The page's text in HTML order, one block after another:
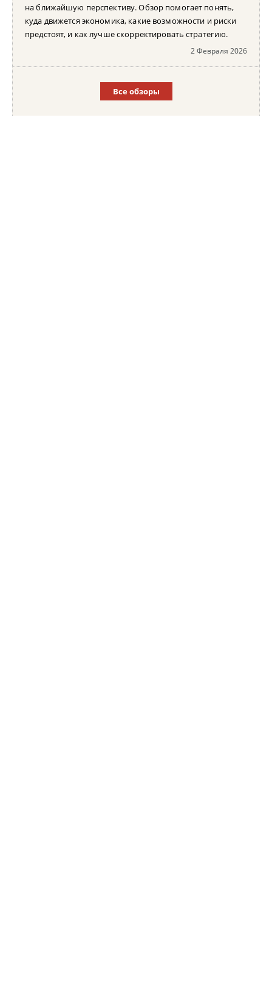
на ближайшую перспективу. Обзор помогает понять,
куда движется экономика, какие возможности и риски
предстоят, и как лучше скорректировать стратегию.
2 Февраля 2026
Все обзоры